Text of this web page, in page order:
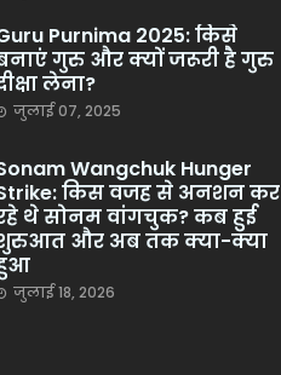
Purnima 2025: किसे
गुरु और क्यों जरूरी है गुरु
लेना?
जुलाई 07, 2025
Wangchuk Hunger
किस वजह से अनशन कर
थे सोनम वांगचुक? कब हुई
और अब तक क्या-क्या
जुलाई 18, 2026